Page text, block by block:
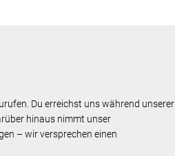
Du erreichst uns während unserer
hinaus nimmt unser
– wir versprechen einen